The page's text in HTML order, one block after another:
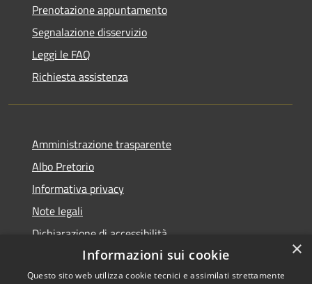
Prenotazione appuntamento
Segnalazione disservizio
Leggi le FAQ
Richiesta assistenza
Amministrazione trasparente
Albo Pretorio
Informativa privacy
Note legali
Dichiarazione di accessibilità
×
Informazioni sui cookie
Questo sito web utilizza cookie tecnici e assimilati strettamente